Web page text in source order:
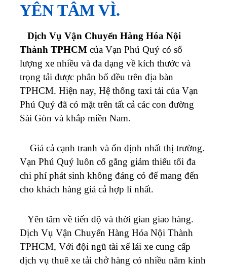
YÊN TÂM VÌ.
Dịch Vụ Vận Chuyển Hàng Hóa Nội
Thành TPHCM của Vạn Phú Quý có số
lượng xe nhiều và đa dạng về kích thước và
trọng tải được phân bố đều trên địa bàn
TPHCM. Hiện nay, Hệ thống taxi tải của Vạn
Phú Quý đã có mặt trên tất cả các con đường
Sài Gòn và khắp miền Nam.
Giá cả cạnh tranh và ổn định nhất thị trường.
Vạn Phú Quý luôn cố gắng giảm thiểu tối đa
chi phí phát sinh không đáng có để mang đến
cho khách hàng giá cả hợp lí nhất.
Yên tâm về tiến độ và thời gian giao hàng.
Dịch Vụ Vận Chuyển Hàng Hóa Nội Thành
TPHCM, Với đội ngũ tài xế lái xe cung cấp
dịch vụ thuê xe tải chở hàng có nhiều năm kinh